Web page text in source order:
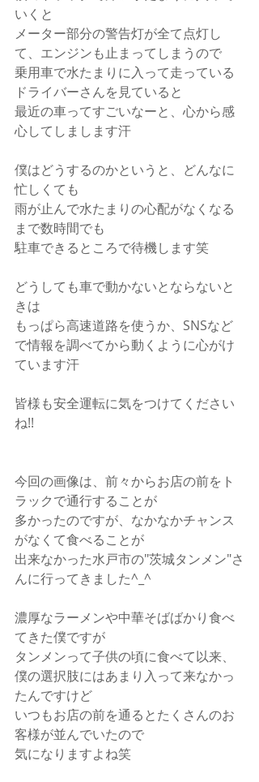
いくと
メーター部分の警告灯が全て点灯し
て、エンジンも止まってしまうので
乗用車で水たまりに入って走っている
ドライバーさんを見ていると
最近の車ってすごいなーと、心から感
心してしまします汗
僕はどうするのかというと、どんなに
忙しくても
雨が止んで水たまりの心配がなくなる
まで数時間でも
駐車できるところで待機します笑
どうしても車で動かないとならないと
きは
もっぱら高速道路を使うか、SNSなど
で情報を調べてから動くように心がけ
ています汗
皆様も安全運転に気をつけてください
ね!!
今回の画像は、前々からお店の前をト
ラックで通行することが
多かったのですが、なかなかチャンス
がなくて食べることが
出来なかった水戸市の"茨城タンメン"さ
んに行ってきました^_^
濃厚なラーメンや中華そばばかり食べ
てきた僕ですが
タンメンって子供の頃に食べて以来、
僕の選択肢にはあまり入って来なかっ
たんですけど
いつもお店の前を通るとたくさんのお
客様が並んでいたので
気になりますよね笑